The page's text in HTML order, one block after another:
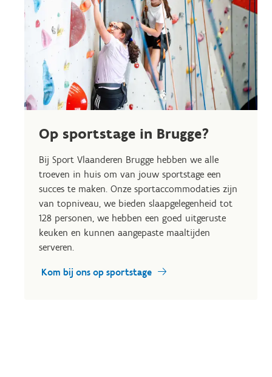
Op sportstage in Brugge?
Bij Sport Vlaanderen Brugge hebben we alle
troeven in huis om van jouw sportstage een
succes te maken. Onze sportaccommodaties zijn
van topniveau, we bieden slaapgelegenheid tot
128 personen, we hebben een goed uitgeruste
keuken en kunnen aangepaste maaltijden
serveren.
Kom bij ons op sportstage